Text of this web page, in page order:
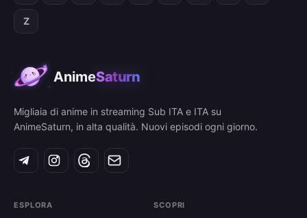
Z
AnimeSaturn
Migliaia di anime in streaming Sub ITA e ITA su
AnimeSaturn, in alta qualità. Nuovi episodi ogni giorno.
ESPLORA SCOPRI